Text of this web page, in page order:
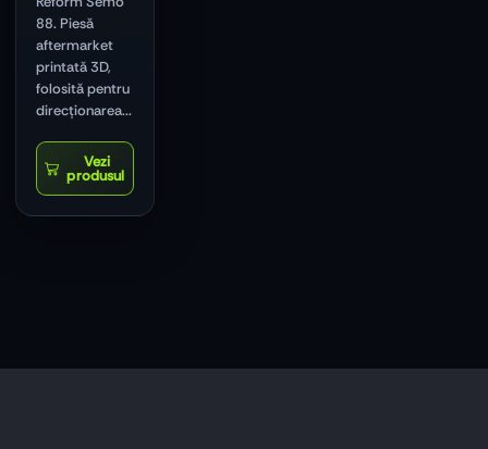
88. Piesă
aftermarket
printată 3D,
folosită pentru
direcționarea...